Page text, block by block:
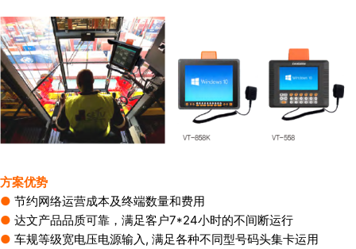
方案优势
● 节约网络运营成本及终端数量和费用
● 达文产品品质可靠，满足客户7*24小时的不间断运行
● 车规等级宽电压电源输入, 满足各种不同型号码头集卡运用